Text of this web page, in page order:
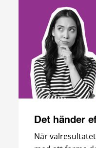
Det händer
När